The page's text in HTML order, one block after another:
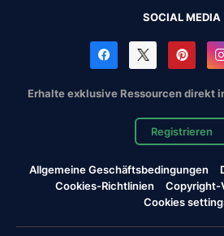
SOCIAL MEDIA
Erhalte exklusive Ressourcen direkt
Registrieren
Allgemeine Geschäftsbedingungen
Cookies-Richtlinien
Copyright-
Cookies